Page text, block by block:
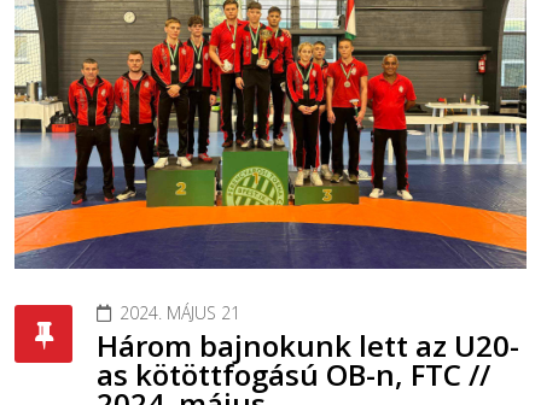
2024. MÁJUS 21
Három bajnokunk lett az U20-
as kötöttfogású OB-n, FTC //